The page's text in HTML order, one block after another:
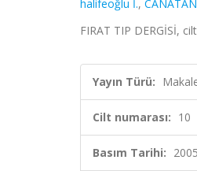
halifeoğlu İ.,
FIRAT TIP DERGİSİ,
Yayın Türü:
Cilt numarası: 10
Basım Tarihi: 2005